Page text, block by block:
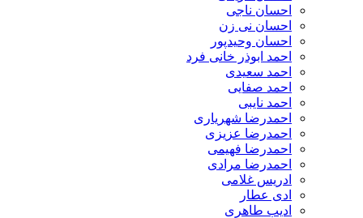
احسان ناجی
احسان نی زن
احسان وحیدپور
احمد ابوذر خانی فرد
احمد سعیدی
احمد صفایی
احمد نایبی
احمدرضا شهریاری
احمدرضا عزیزی
احمدرضا فهیمی
احمدرضا مرادی
ادریس غلامی
ادی عطار
ادیب طاهری